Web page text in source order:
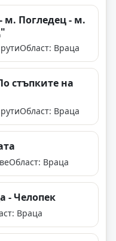
Погледец - м.
Област: Враца
стъпките на
Област: Враца
Област: Враца
- Челопек
Враца